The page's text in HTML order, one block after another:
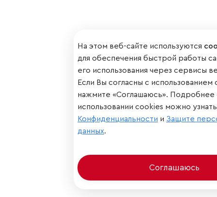
На этом веб-сайте используются
для обеспечения быстрой работы
его использования через сервисы
Если Вы согласны с
нажмите «Соглашаюсь». Подробнее
использовании cookies можно
Конфиденциальности и Защите
данных.
Соглашаюсь